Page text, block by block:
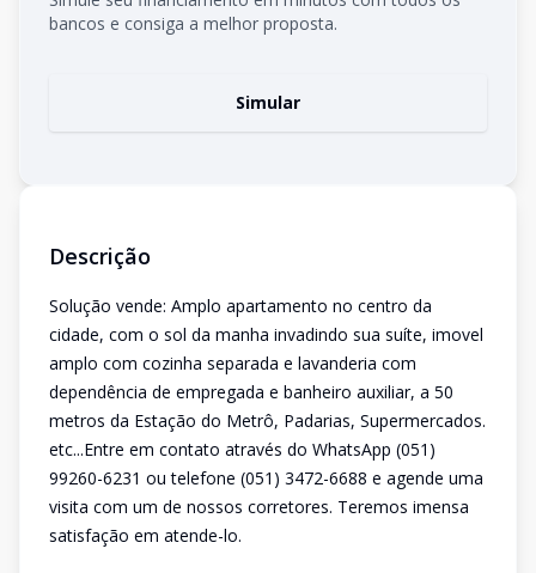
bancos e consiga a melhor proposta.
Simular
Descrição
Solução vende: Amplo apartamento no centro da
cidade, com o sol da manha invadindo sua suíte, imovel
amplo com cozinha separada e lavanderia com
dependência de empregada e banheiro auxiliar, a 50
metros da Estação do Metrô, Padarias, Supermercados.
etc...Entre em contato através do WhatsApp (051)
99260-6231 ou telefone (051) 3472-6688 e agende uma
visita com um de nossos corretores. Teremos imensa
satisfação em atende-lo.